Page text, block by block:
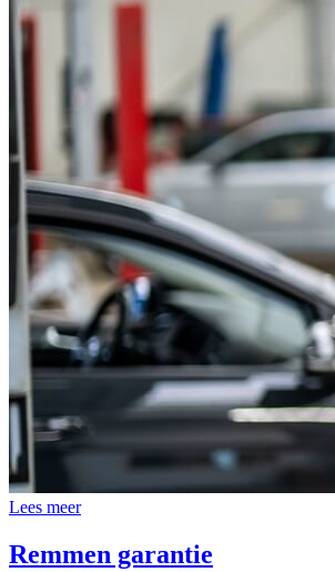
Lees meer
Remmen garantie